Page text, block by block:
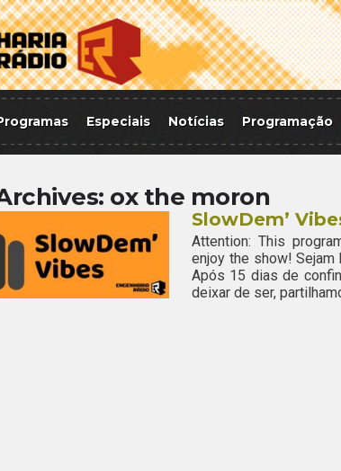
Especiais Notícias Programação
ox the moron
SlowDem’
Attention: This
enjoy the show!
Após 15 dias de
deixar de ser,